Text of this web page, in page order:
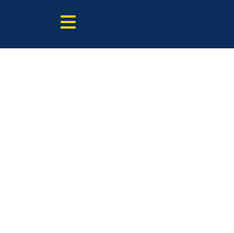
Zum
Primäres Menü